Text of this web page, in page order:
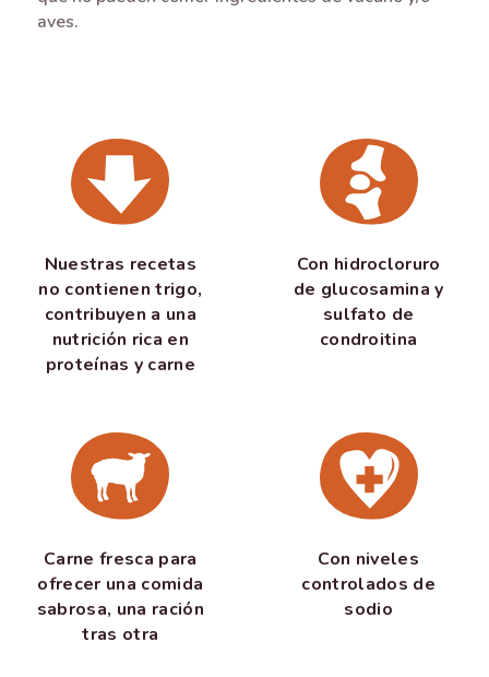
aves.
Nuestras recetas
no contienen trigo,
contribuyen a una
nutrición rica en
proteínas y carne
Con hidrocloruro
de glucosamina y
sulfato de
condroitina
Carne fresca para
ofrecer una comida
sabrosa, una ración
tras otra
Con niveles
controlados de
sodio